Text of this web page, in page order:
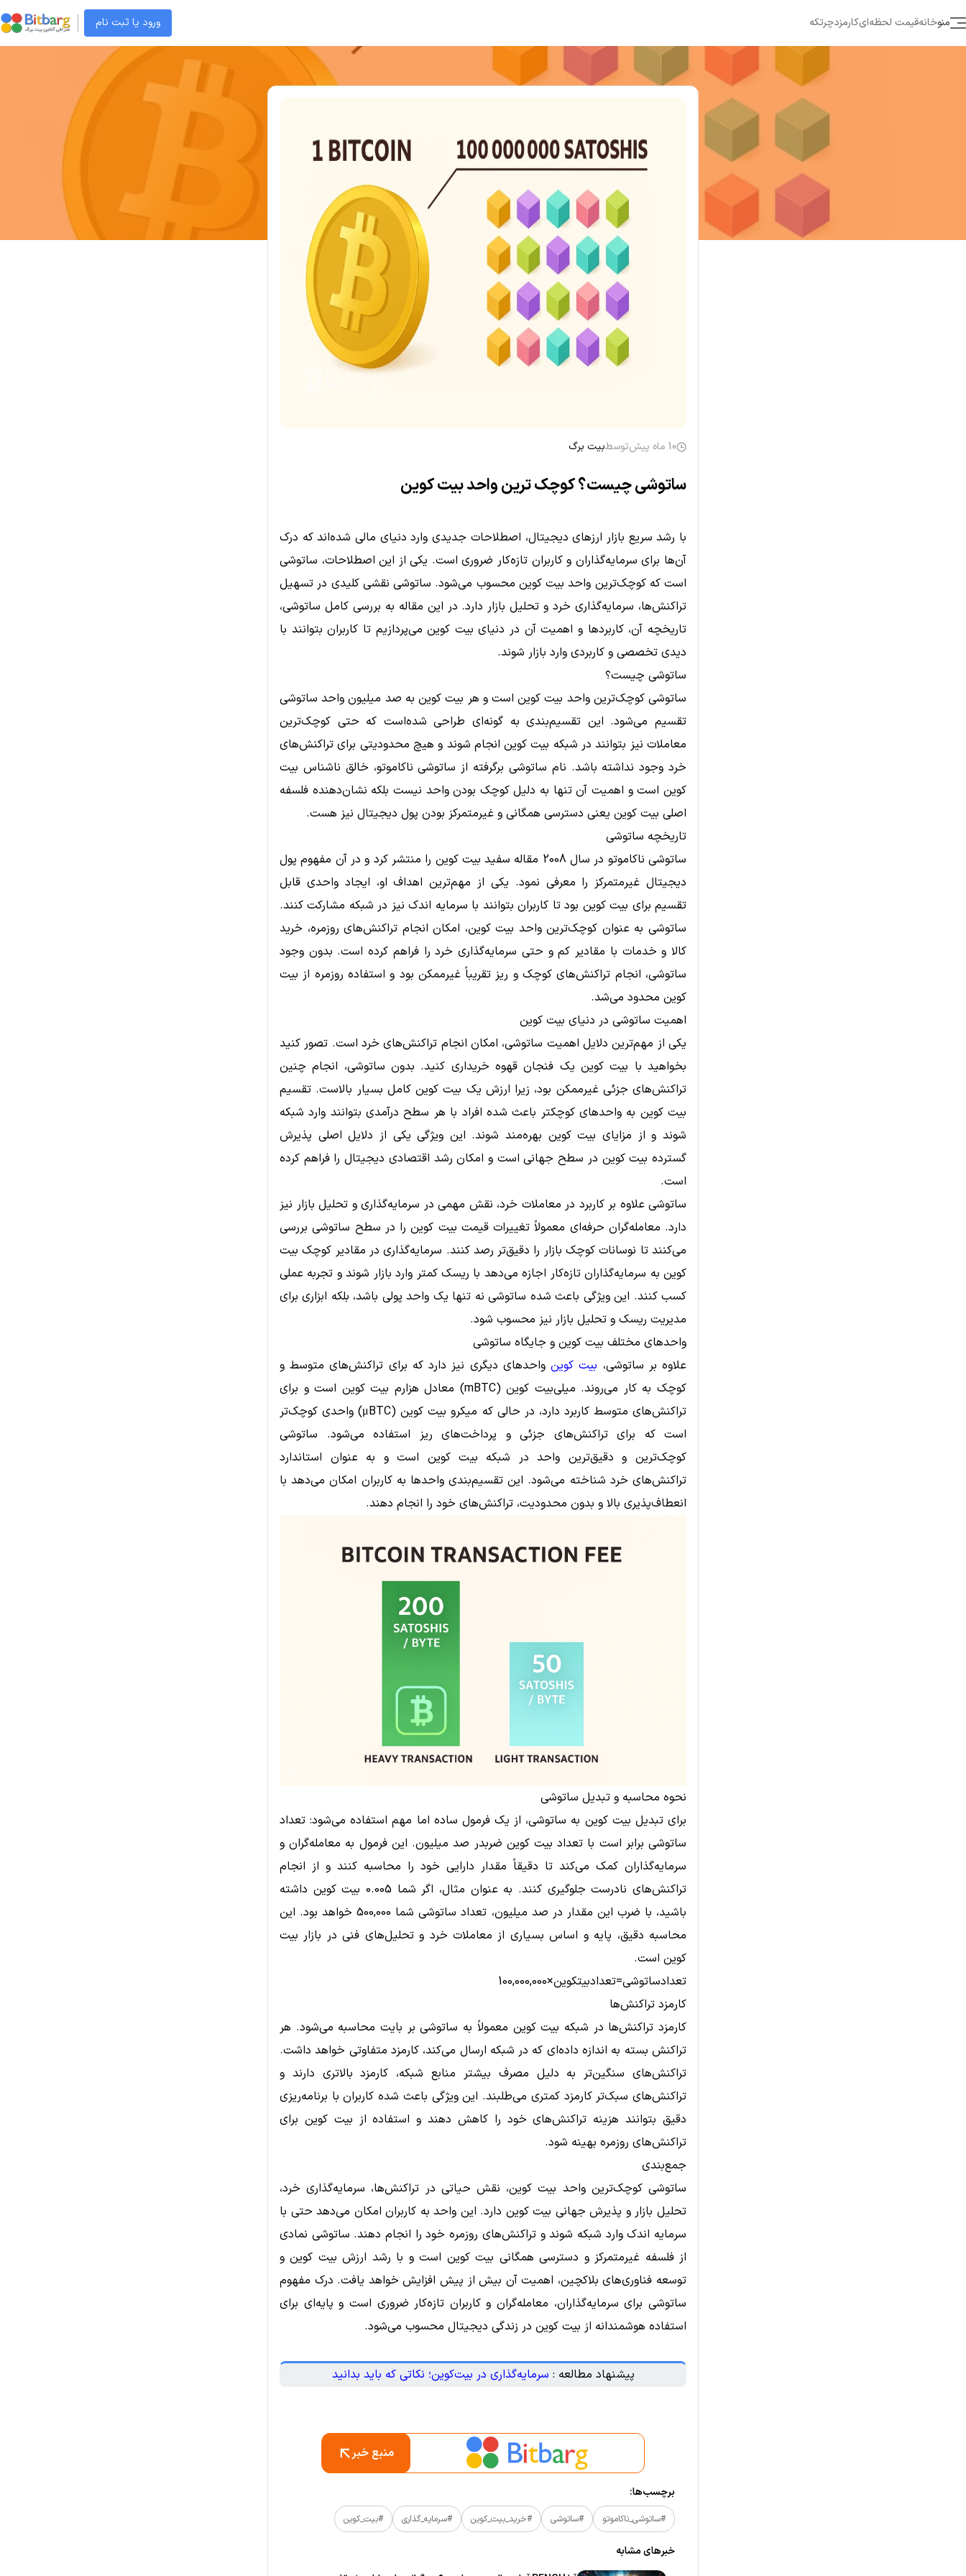
ورود یا ثبت نام چرتکهکارمزدقیمت لحظه‌ایخانهمنو
10 ماه پیش توسطبیت برگ
ساتوشی چیست؟ کوچک ترین واحد بیت کوین
با رشد سریع بازار ارزهای دیجیتال، اصطلاحات جدیدی وارد دنیای مالی شده‌اند که درک
آن‌ها برای سرمایه‌گذاران و کاربران تازه‌کار ضروری است. یکی از این اصطلاحات، ساتوشی
است که کوچک‌ترین واحد بیت کوین محسوب می‌شود. ساتوشی نقشی کلیدی در تسهیل
تراکنش‌ها، سرمایه‌گذاری خرد و تحلیل بازار دارد. در این مقاله به بررسی کامل ساتوشی،
تاریخچه آن، کاربردها و اهمیت آن در دنیای بیت کوین می‌پردازیم تا کاربران بتوانند با
دیدی تخصصی و کاربردی وارد بازار شوند.
ساتوشی چیست؟
ساتوشی کوچک‌ترین واحد بیت کوین است و هر بیت کوین به صد میلیون واحد ساتوشی
تقسیم می‌شود. این تقسیم‌بندی به گونه‌ای طراحی شده‌است که حتی کوچک‌ترین
معاملات نیز بتوانند در شبکه بیت کوین انجام شوند و هیچ محدودیتی برای تراکنش‌های
خرد وجود نداشته باشد. نام ساتوشی برگرفته از ساتوشی ناکاموتو، خالق ناشناس بیت
کوین است و اهمیت آن تنها به دلیل کوچک بودن واحد نیست بلکه نشان‌دهنده فلسفه
اصلی بیت کوین یعنی دسترسی همگانی و غیرمتمرکز بودن پول دیجیتال نیز هست.
تاریخچه ساتوشی
ساتوشی ناکاموتو در سال 2008 مقاله سفید بیت کوین را منتشر کرد و در آن مفهوم پول
دیجیتال غیرمتمرکز را معرفی نمود. یکی از مهم‌ترین اهداف او، ایجاد واحدی قابل
تقسیم برای بیت کوین بود تا کاربران بتوانند با سرمایه اندک نیز در شبکه مشارکت کنند.
ساتوشی به عنوان کوچک‌ترین واحد بیت کوین، امکان انجام تراکنش‌های روزمره، خرید
کالا و خدمات با مقادیر کم و حتی سرمایه‌گذاری خرد را فراهم کرده است. بدون وجود
ساتوشی، انجام تراکنش‌های کوچک و ریز تقریباً غیرممکن بود و استفاده روزمره از بیت
کوین محدود می‌شد.
اهمیت ساتوشی در دنیای بیت کوین
یکی از مهم‌ترین دلایل اهمیت ساتوشی، امکان انجام تراکنش‌های خرد است. تصور کنید
بخواهید با بیت کوین یک فنجان قهوه خریداری کنید. بدون ساتوشی، انجام چنین
تراکنش‌های جزئی غیرممکن بود، زیرا ارزش یک بیت کوین کامل بسیار بالاست. تقسیم
بیت کوین به واحدهای کوچکتر باعث شده افراد با هر سطح درآمدی بتوانند وارد شبکه
شوند و از مزایای بیت کوین بهره‌مند شوند. این ویژگی یکی از دلایل اصلی پذیرش
گسترده بیت کوین در سطح جهانی است و امکان رشد اقتصادی دیجیتال را فراهم کرده
است.
ساتوشی علاوه بر کاربرد در معاملات خرد، نقش مهمی در سرمایه‌گذاری و تحلیل بازار نیز
دارد. معامله‌گران حرفه‌ای معمولاً تغییرات قیمت بیت کوین را در سطح ساتوشی بررسی
می‌کنند تا نوسانات کوچک بازار را دقیق‌تر رصد کنند. سرمایه‌گذاری در مقادیر کوچک بیت
کوین به سرمایه‌گذاران تازه‌کار اجازه می‌دهد با ریسک کمتر وارد بازار شوند و تجربه عملی
کسب کنند. این ویژگی باعث شده ساتوشی نه تنها یک واحد پولی باشد، بلکه ابزاری برای
مدیریت ریسک و تحلیل بازار نیز محسوب شود.
واحدهای مختلف بیت کوین و جایگاه ساتوشی
علاوه بر ساتوشی، بیت کوینواحدهای دیگری نیز دارد که برای تراکنش‌های متوسط و
کوچک به کار می‌روند. میلی‌بیت کوین (mBTC) معادل هزارم بیت کوین است و برای
تراکنش‌های متوسط کاربرد دارد، در حالی که میکرو بیت کوین (μBTC) واحدی کوچک‌تر
است که برای تراکنش‌های جزئی و پرداخت‌های ریز استفاده می‌شود. ساتوشی
کوچک‌ترین و دقیق‌ترین واحد در شبکه بیت کوین است و به عنوان استاندارد
تراکنش‌های خرد شناخته می‌شود. این تقسیم‌بندی واحدها به کاربران امکان می‌دهد با
انعطاف‌پذیری بالا و بدون محدودیت، تراکنش‌های خود را انجام دهند.
نحوه محاسبه و تبدیل ساتوشی
برای تبدیل بیت کوین به ساتوشی، از یک فرمول ساده اما مهم استفاده می‌شود: تعداد
ساتوشی برابر است با تعداد بیت کوین ضربدر صد میلیون. این فرمول به معامله‌گران و
سرمایه‌گذاران کمک می‌کند تا دقیقاً مقدار دارایی خود را محاسبه کنند و از انجام
تراکنش‌های نادرست جلوگیری کنند. به عنوان مثال، اگر شما 0.005 بیت کوین داشته
باشید، با ضرب این مقدار در صد میلیون، تعداد ساتوشی شما 500,000 خواهد بود. این
محاسبه دقیق، پایه و اساس بسیاری از معاملات خرد و تحلیل‌های فنی در بازار بیت
کوین است.
تعدادساتوشی=تعدادبیتکوین×100,000,000
کارمزد تراکنش‌ها
کارمزد تراکنش‌ها در شبکه بیت کوین معمولاً به ساتوشی بر بایت محاسبه می‌شود. هر
تراکنش بسته به اندازه داده‌ای که در شبکه ارسال می‌کند، کارمزد متفاوتی خواهد داشت.
تراکنش‌های سنگین‌تر به دلیل مصرف بیشتر منابع شبکه، کارمزد بالاتری دارند و
تراکنش‌های سبک‌تر کارمزد کمتری می‌طلبند. این ویژگی باعث شده کاربران با برنامه‌ریزی
دقیق بتوانند هزینه تراکنش‌های خود را کاهش دهند و استفاده از بیت کوین برای
تراکنش‌های روزمره بهینه شود.
جمع‌بندی
ساتوشی کوچک‌ترین واحد بیت کوین، نقش حیاتی در تراکنش‌ها، سرمایه‌گذاری خرد،
تحلیل بازار و پذیرش جهانی بیت کوین دارد. این واحد به کاربران امکان می‌دهد حتی با
سرمایه اندک وارد شبکه شوند و تراکنش‌های روزمره خود را انجام دهند. ساتوشی نمادی
از فلسفه غیرمتمرکز و دسترسی همگانی بیت کوین است و با رشد ارزش بیت کوین و
توسعه فناوری‌های بلاکچین، اهمیت آن بیش از پیش افزایش خواهد یافت. درک مفهوم
ساتوشی برای سرمایه‌گذاران، معامله‌گران و کاربران تازه‌کار ضروری است و پایه‌ای برای
استفاده هوشمندانه از بیت کوین در زندگی دیجیتال محسوب می‌شود.
پیشنهاد مطالعه : سرمایه‌گذاری در بیت‌کوین؛ نکاتی که باید بدانید
منبع خبر
برچسب‌ها:
#ساتوشی_ناکاموتو #ساتوشی #خرید_بیت_کوین #سرمایه_گذاری #بیت_کوین
خبر‌های مشابه